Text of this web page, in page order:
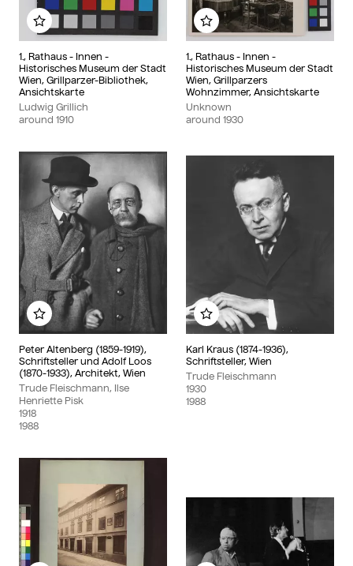
1., Rathaus - Innen -
Historisches Museum der Stadt
Wien, Grillparzer-Bibliothek,
Ansichtskarte
Ludwig Grillich
around 1910
Add to my album
1., Rathaus - Innen -
Historisches Museum der Stadt
Wien, Grillparzers
Wohnzimmer, Ansichtskarte
Unknown
around 1930
Add to my album
Peter Altenberg (1859-1919),
Schriftsteller und Adolf Loos
(1870-1933), Architekt, Wien
Trude Fleischmann, Ilse
Henriette Pisk
1918
1988
Add to my album
Karl Kraus (1874-1936),
Schriftsteller, Wien
Trude Fleischmann
1930
1988
Add to my album